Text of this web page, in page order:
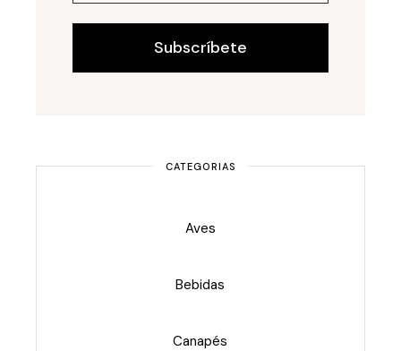
Subscríbete
CATEGORIAS
Aves
Bebidas
Canapés